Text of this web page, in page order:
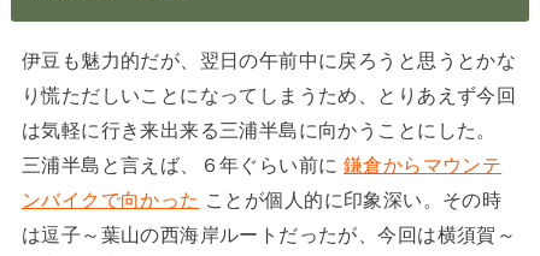
伊豆も魅力的だが、翌日の午前中に戻ろうと思うとかな
り慌ただしいことになってしまうため、とりあえず今回
は気軽に行き来出来る三浦半島に向かうことにした。
三浦半島と言えば、６年ぐらい前に 鎌倉からマウンテ
ンバイクで向かった ことが個人的に印象深い。その時
は逗子～葉山の西海岸ルートだったが、今回は横須賀～